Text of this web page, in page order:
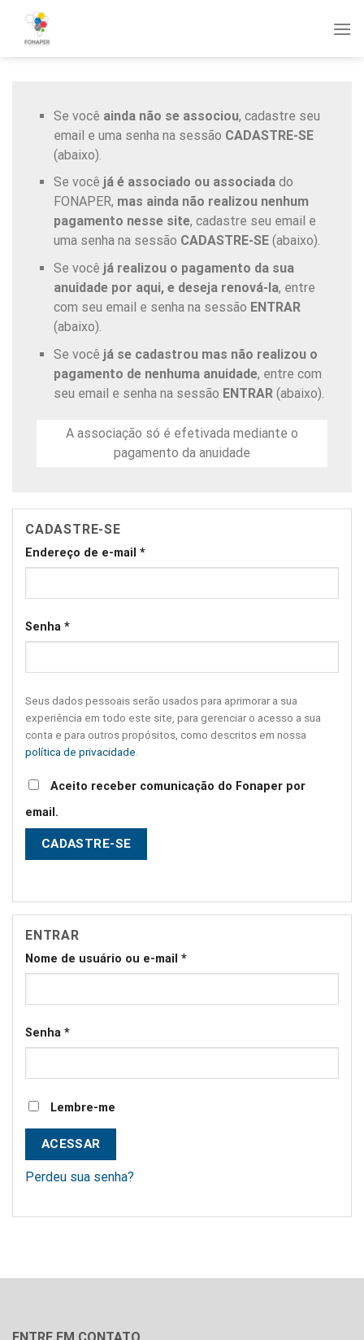
content
Se você ainda não se associou, cadastre seu
email e uma senha na sessão CADASTRE-SE
(abaixo).
Se você já é associado ou associadado
FONAPER, mas ainda não realizou nenhum
pagamento nesse site, cadastre seu email e
uma senha na sessão CADASTRE-SE(abaixo).
Se você já realizou o pagamento da sua
anuidade por aqui, e deseja renová-la, entre
com seu email e senha na sessão ENTRAR
(abaixo).
Se você já se cadastrou mas não realizou o
pagamento de nenhuma anuidade, entre com
seu email e senha na sessão ENTRAR(abaixo).
A associação só é efetivada mediante o
pagamento da anuidade
CADASTRE-SE
Endereço de e-mail *
Senha *
Seus dados pessoais serão usados para aprimorar a sua
experiência em todo este site, para gerenciar o acesso a sua
conta e para outros propósitos, como descritos em nossa
política de privacidade
Aceito receber comunicação do Fonaper por
email.
CADASTRE-SE
ENTRAR
Nome de usuário ou e-mail *
Senha *
Lembre-me
ACESSAR
Perdeu sua senha?